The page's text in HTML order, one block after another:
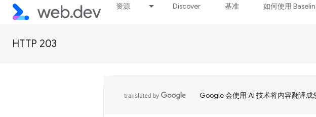
资源 Discover 基准 如何使用
HTTP 203
Google 会使用 AI 技术将内容翻译成